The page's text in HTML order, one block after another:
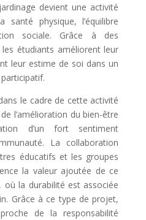
devient une activité
physique, l’équilibre
sociale. Grâce à des
étudiants améliorent leur
leur estime de soi dans un
le cadre de cette activité
l’amélioration du bien-être
d’un fort sentiment
La collaboration
éducatifs et les groupes
la valeur ajoutée de ce
où la durabilité est associée
Grâce à ce type de projet,
de la responsabilité